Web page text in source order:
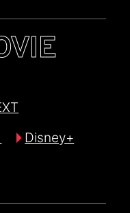
Disney+